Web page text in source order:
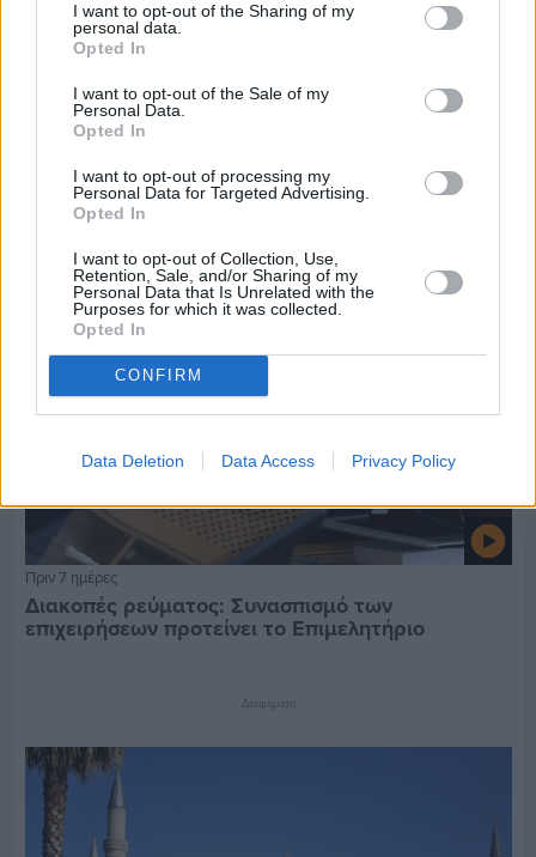
I want to opt-out of the Sharing of my
personal data.
Opted In
I want to opt-out of the Sale of my
Personal Data.
Opted In
I want to opt-out of processing my
Personal Data for Targeted Advertising.
Opted In
I want to opt-out of Collection, Use,
Retention, Sale, and/or Sharing of my
Personal Data that Is Unrelated with the
Purposes for which it was collected.
Opted In
CONFIRM
Data Deletion Data Access Privacy Policy
Πριν 7 ημέρες
Εργασίες ασφαλτόστρωσης σε τρεις οδούς του
Πριν 7 ημέρες
Διακοπές ρεύματος: Συνασπισμό των
επιχειρήσεων προτείνει το Επιμελητήριο
Διαφήμιση